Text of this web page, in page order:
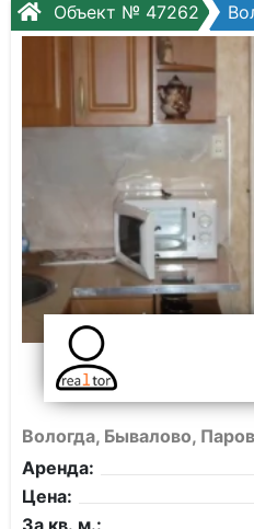
Слово:
Объект № 47262
Вологда, Бывалово,
Аренда:
Цена:
За кв. м.: